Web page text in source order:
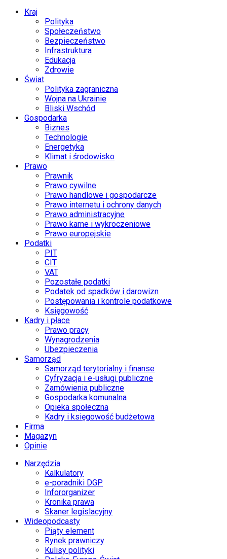
Kraj
Polityka
Społeczeństwo
Bezpieczeństwo
Infrastruktura
Edukacja
Zdrowie
Świat
Polityka zagraniczna
Wojna na Ukrainie
Bliski Wschód
Gospodarka
Biznes
Technologie
Energetyka
Klimat i środowisko
Prawo
Prawnik
Prawo cywilne
Prawo handlowe i gospodarcze
Prawo internetu i ochrony danych
Prawo administracyjne
Prawo karne i wykroczeniowe
Prawo europejskie
Podatki
PIT
CIT
VAT
Pozostałe podatki
Podatek od spadków i darowizn
Postępowania i kontrole podatkowe
Księgowość
Kadry i płace
Prawo pracy
Wynagrodzenia
Ubezpieczenia
Samorząd
Samorząd terytorialny i finanse
Cyfryzacja i e-usługi publiczne
Zamówienia publiczne
Gospodarka komunalna
Opieka społeczna
Kadry i księgowość budżetowa
Firma
Magazyn
Opinie
Narzędzia
Kalkulatory
e-poradniki DGP
Infororganizer
Kronika prawa
Skaner legislacyjny
Wideopodcasty
Piąty element
Rynek prawniczy
Kulisy polityki